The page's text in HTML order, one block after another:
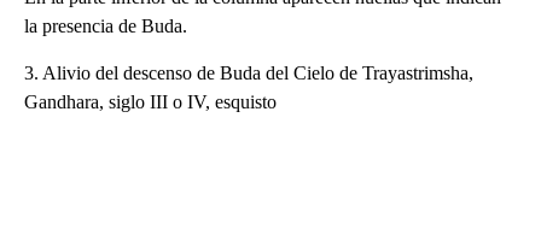
la presencia de Buda.
3. Alivio del descenso de Buda del Cielo de Trayastrimsha,
Gandhara, siglo III o IV, esquisto